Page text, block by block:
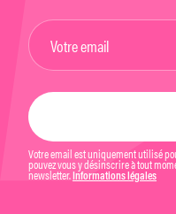
Votre email est uniquement utilisé
pouvez vous y désinscrire à tout
newsletter. Informations légales